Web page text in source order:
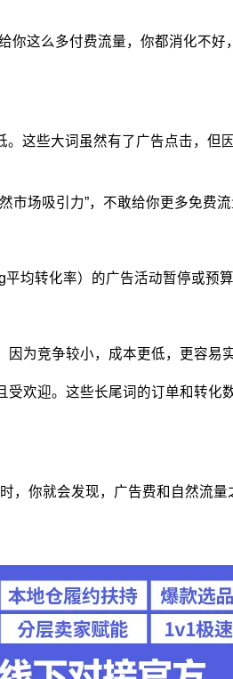
你这么多付费流量，你都消化不好
这些大词虽然有了广告点击，但
市场吸引力”，不敢给你更多免费流
平均转化率）的广告活动暂停或预算
为竞争较小，成本更低，更容易
欢迎。这些长尾词的订单和转化
，你就会发现，广告费和自然流